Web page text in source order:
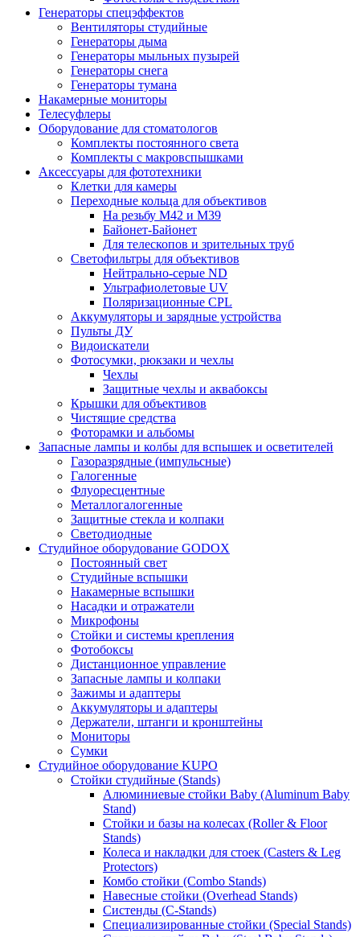
Генераторы спецэффектов
Вентиляторы студийные
Генераторы дыма
Генераторы мыльных пузырей
Генераторы снега
Генераторы тумана
Накамерные мониторы
Телесуфлеры
Оборудование для стоматологов
Комплекты постоянного света
Комплекты с макровспышками
Аксессуары для фототехники
Клетки для камеры
Переходные кольца для объективов
На резьбу М42 и М39
Байонет-Байонет
Для телескопов и зрительных труб
Светофильтры для объективов
Нейтрально-серые ND
Ультрафиолетовые UV
Поляризационные CPL
Аккумуляторы и зарядные устройства
Пульты ДУ
Видоискатели
Фотосумки, рюкзаки и чехлы
Чехлы
Защитные чехлы и аквабоксы
Крышки для объективов
Чистящие средства
Фоторамки и альбомы
Запасные лампы и колбы для вспышек и осветителей
Газоразрядные (импульсные)
Галогенные
Флуоресцентные
Металлогалогенные
Защитные стекла и колпаки
Светодиодные
Студийное оборудование GODOX
Постоянный свет
Студийные вспышки
Накамерные вспышки
Насадки и отражатели
Микрофоны
Стойки и системы крепления
Фотобоксы
Дистанционное управление
Запасные лампы и колпаки
Зажимы и адаптеры
Аккумуляторы и адаптеры
Держатели, штанги и кронштейны
Мониторы
Сумки
Студийное оборудование KUPO
Стойки студийные (Stands)
Алюминиевые стойки Baby (Aluminum Baby
Stand)
Стойки и базы на колесах (Roller & Floor
Stands)
Колеса и накладки для стоек (Casters & Leg
Protectors)
Комбо стойки (Combo Stands)
Навесные стойки (Overhead Stands)
Систенды (C-Stands)
Специализированные стойки (Special Stands)